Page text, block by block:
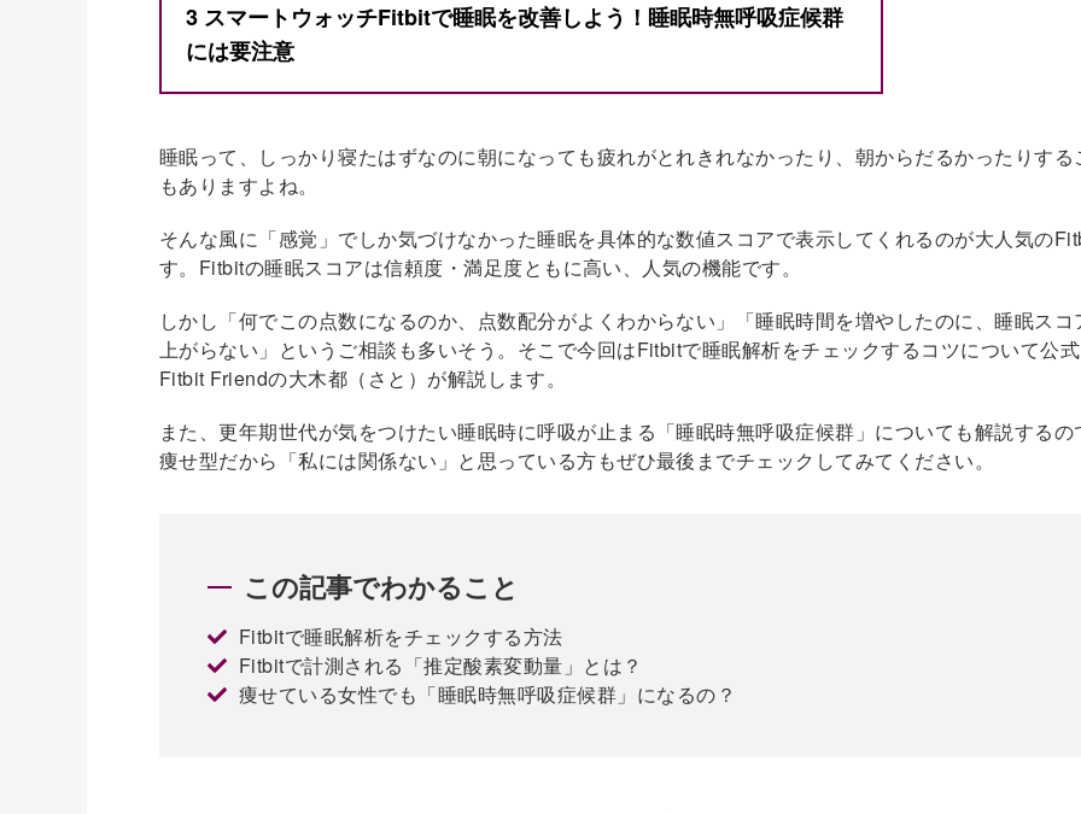
3 スマートウォッチFitbitで睡眠を改善しよう！睡眠時無呼吸症候群
には要注意
睡眠って、しっかり寝たはずなのに朝になっても疲れがとれきれなかったり、朝からだるかったりする
もありますよね。
そんな風に「感覚」でしか気づけなかった睡眠を具体的な数値スコアで表示してくれるのが大人気の
す。Fitbitの睡眠スコアは信頼度・満足度ともに高い、人気の機能です。
しかし「何でこの点数になるのか、点数配分がよくわからない」「睡眠時間を増やしたのに、睡眠スコ
上がらない」というご相談も多いそう。そこで今回はFitbitで睡眠解析をチェックするコツについて公式
Fitbit Friendの大木都（さと）が解説します。
また、更年期世代が気をつけたい睡眠時に呼吸が止まる「睡眠時無呼吸症候群」についても解説するの
痩せ型だから「私には関係ない」と思っている方もぜひ最後までチェックしてみてください。
この記事でわかること
Fitbitで睡眠解析をチェックする方法
Fitbitで計測される「推定酸素変動量」とは？
痩せている女性でも「睡眠時無呼吸症候群」になるの？